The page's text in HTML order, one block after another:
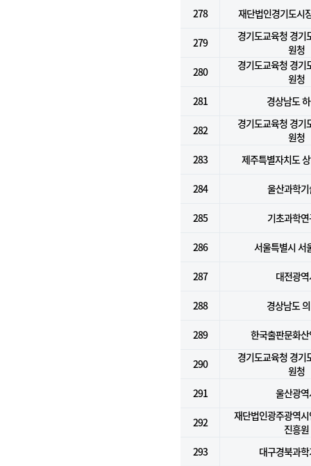
278
재단법인경기도시
279
경기도교육청 경기
원청
280
경기도교육청 경기
원청
281
경상남도
282
경기도교육청 경기
원청
283
제주특별자치도
284 울산과학
285 기초과학
286 서울특별시 서
287 대전광
288 경상남도
289 한국출판문화
290
경기도교육청 경기
원청
291
울산광
292
재단법인광주광역
진흥원
293
대구경북과